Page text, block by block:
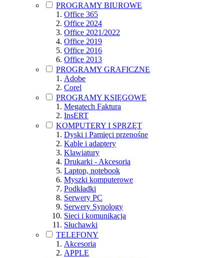
PROGRAMY BIUROWE
Office 365
Office 2024
Office 2021/2022
Office 2019
Office 2016
Office 2013
PROGRAMY GRAFICZNE
Adobe
Corel
PROGRAMY KSIĘGOWE
Megatech Faktura
InsERT
KOMPUTERY I SPRZĘT
Dyski i Pamięci przenośne
Kable i adaptery
Klawiatury
Drukarki - Akcesoria
Laptop, notebook
Myszki komputerowe
Podkładki
Serwery PC
Serwery Synology
Sieci i komunikacja
Słuchawki
TELEFONY
Akcesoria
APPLE